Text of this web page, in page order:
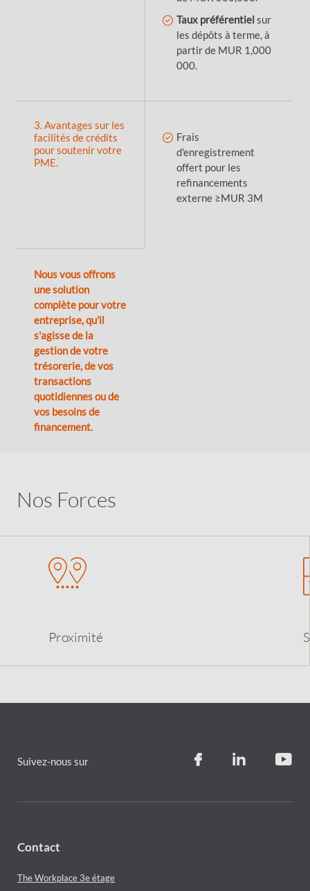
Taux préférentielsur
les dépôts à terme, à
partir de MUR 1,000
000.
3. Avantages sur les
facilités de crédits
pour soutenir votre
PME.
Frais
d'enregistrement
offert pour les
refinancements
externe ≥MUR 3M
Nous vous offrons
une solution
complète pour votre
entreprise, qu'il
s'agisse de la
gestion de votre
trésorerie, de vos
transactions
quotidiennes ou de
vos besoins de
financement.
Nos Forces
Proximité
Suivez-nous sur
Contact
The Workplace 3e étage